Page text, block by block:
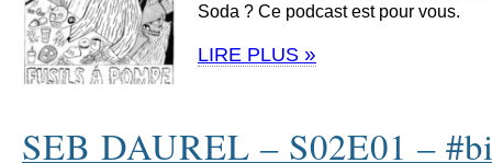
Soda ? Ce podcast est pour vous.
LIRE PLUS »
SEB DAUREL – S02E01 –